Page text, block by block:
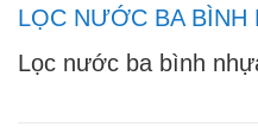
LỌC NƯỚC BA BÌNH
Lọc nước ba bình